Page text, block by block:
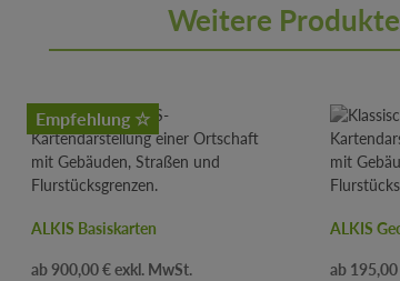
Weitere Produkte
Produktgalerie überspringen
Empfehlung ☆
ALKIS Basiskarten
Regulärer Preis:
900,00 €
ALKIS